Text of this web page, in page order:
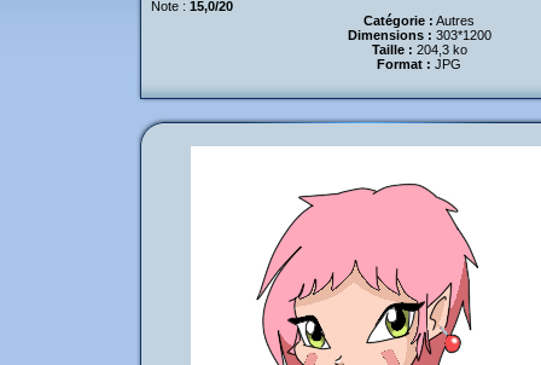
Note : 15,0/20
Catégorie : Autres
Dimensions : 303*1200
Taille : 204,3 ko
Format : JPG